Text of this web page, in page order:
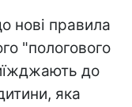
нові правила
"пологового
до
яка